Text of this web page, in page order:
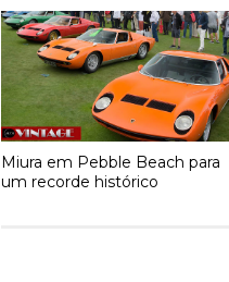
Miura em Pebble Beach para
um recorde histórico